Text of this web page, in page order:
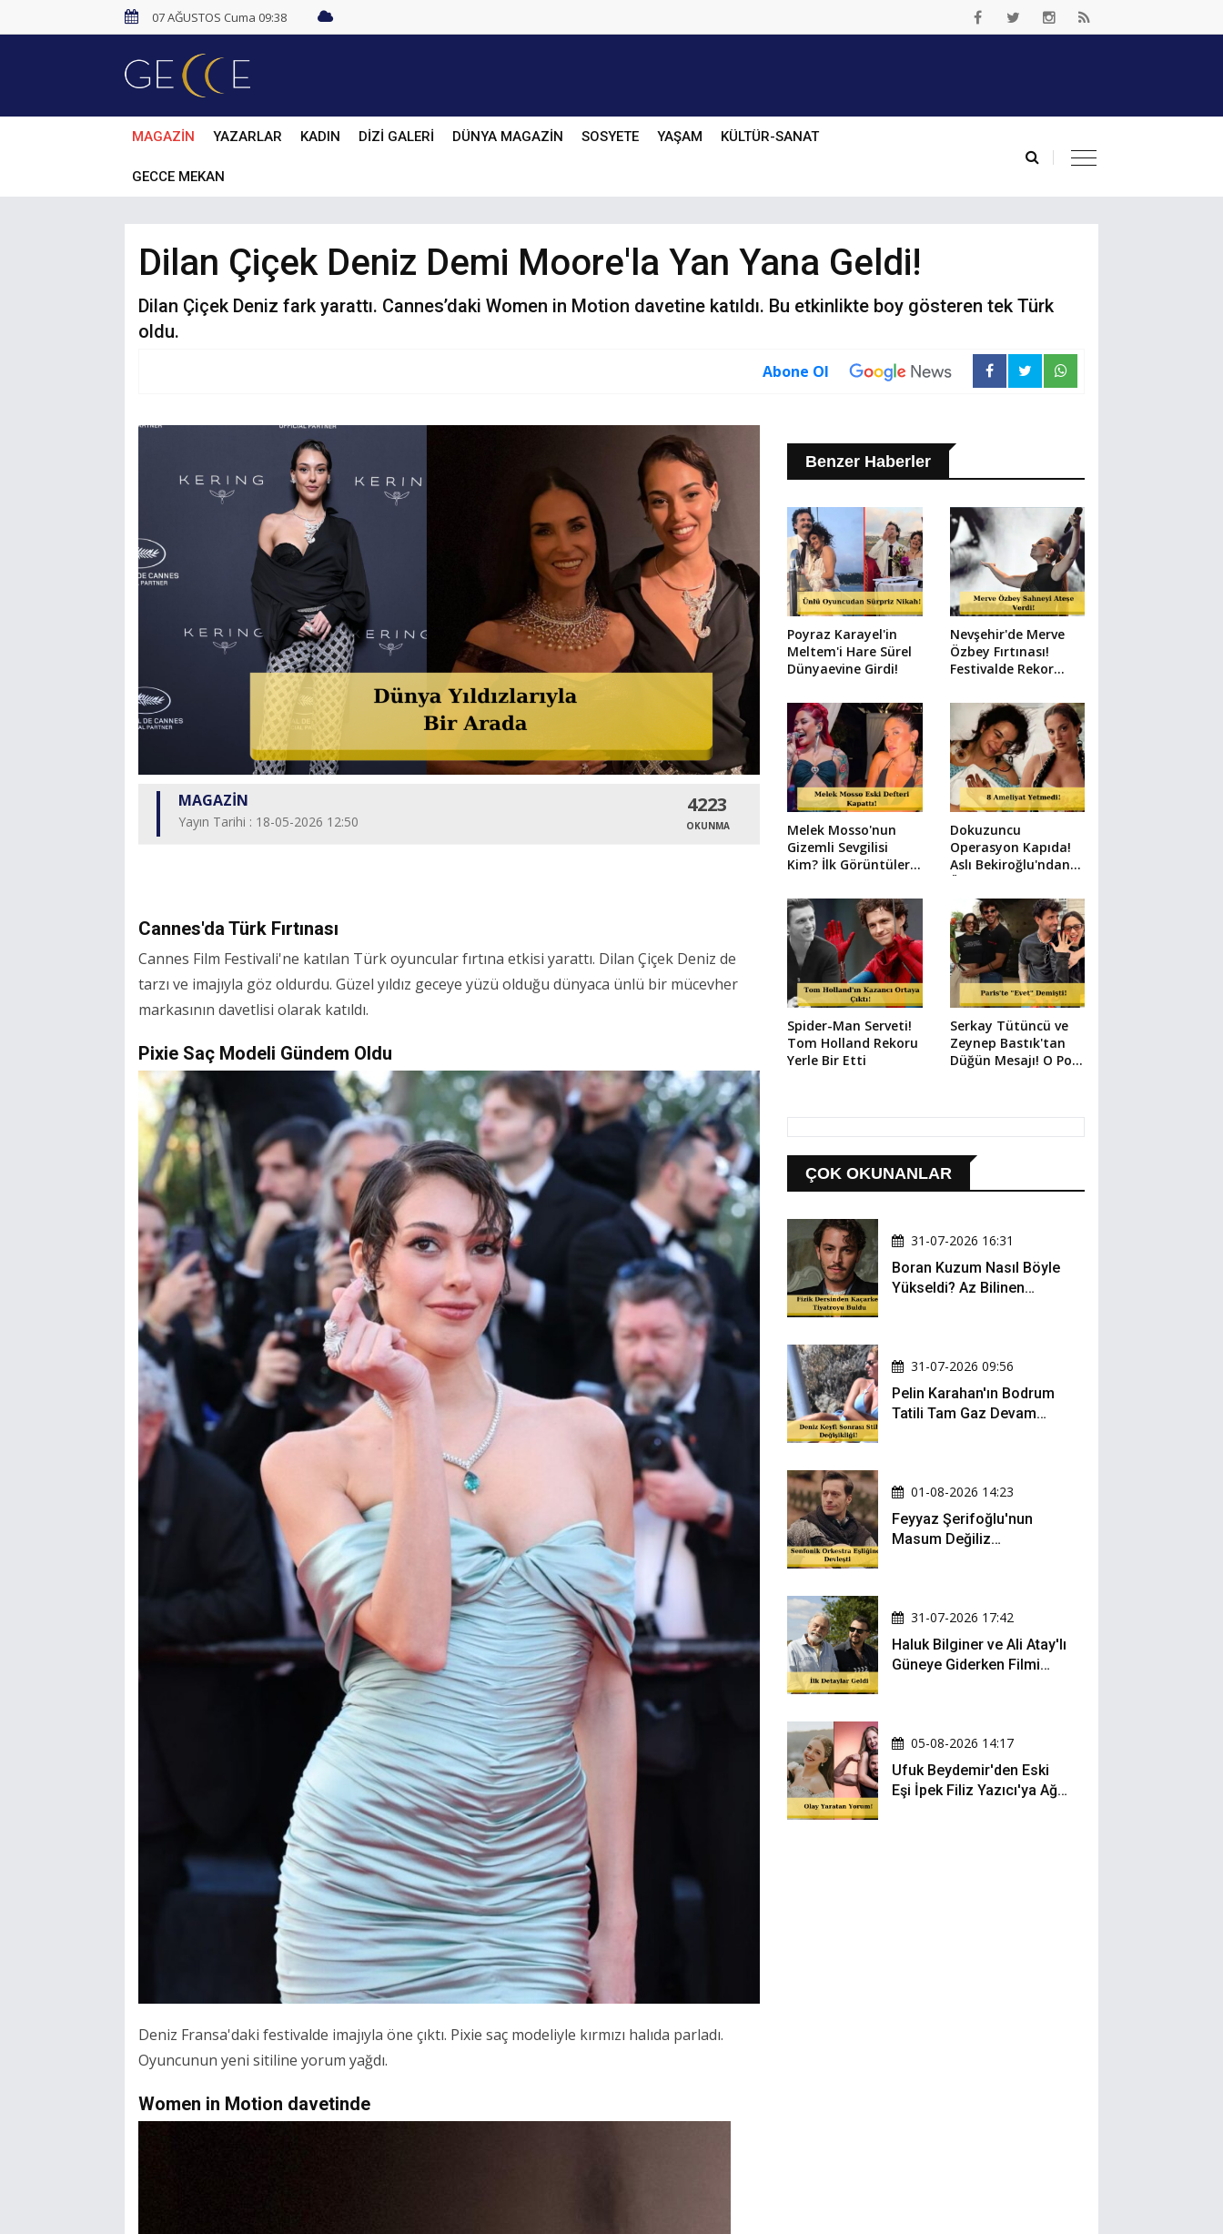
07 AĞUSTOS Cuma 09:38
MAGAZİN YAZARLAR KADIN DİZİ GALERİ DÜNYA MAGAZİN SOSYETE YAŞAM KÜLTÜR-SANAT
GECCE MEKAN
Dilan Çiçek Deniz Demi Moore'la Yan Yana Geldi!
Dilan Çiçek Deniz fark yarattı. Cannes’daki Women in Motion davetine katıldı. Bu etkinlikte boy gösteren tek Türk
oldu.
Abone Ol
MAGAZİN
Yayın Tarihi : 18-05-2026 12:50
4223
OKUNMA
Cannes'da Türk Fırtınası
Cannes Film Festivali'ne katılan Türk oyuncular fırtına etkisi yarattı. Dilan Çiçek Deniz de
tarzı ve imajıyla göz oldurdu. Güzel yıldız geceye yüzü olduğu dünyaca ünlü bir mücevher
markasının davetlisi olarak katıldı.
Pixie Saç Modeli Gündem Oldu
Deniz Fransa'daki festivalde imajıyla öne çıktı. Pixie saç modeliyle kırmızı halıda parladı.
Oyuncunun yeni sitiline yorum yağdı.
Women in Motion davetinde
Benzer Haberler
Poyraz Karayel'in
Meltem'i Hare Sürel
Dünyaevine Girdi!
Nevşehir'de Merve
Özbey Fırtınası!
Festivalde Rekor
Melek Mosso'nun
Gizemli Sevgilisi
Kim? İlk Görüntüler
Dokuzuncu
Operasyon Kapıda!
Aslı Bekiroğlu'ndan
Üzen Paylaşım
Spider-Man Serveti!
Tom Holland Rekoru
Yerle Bir Etti
Serkay Tütüncü ve
Zeynep Bastık'tan
Düğün Mesajı! O Poz
ÇOK OKUNANLAR
31-07-2026 16:31
Boran Kuzum Nasıl Böyle
Yükseldi? Az Bilinen
31-07-2026 09:56
Pelin Karahan'ın Bodrum
Tatili Tam Gaz Devam
01-08-2026 14:23
Feyyaz Şerifoğlu'nun
Masum Değiliz
31-07-2026 17:42
Haluk Bilginer ve Ali Atay'lı
Güneye Giderken Filmi
05-08-2026 14:17
Ufuk Beydemir'den Eski
Eşi İpek Filiz Yazıcı'ya Ağır